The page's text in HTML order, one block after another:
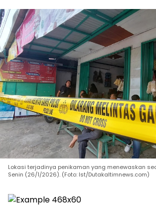
Lokasi terjadinya penikaman yang menewaskan
Senin (26/1/2026). (Foto: Ist/Dutakaltimnews.com)